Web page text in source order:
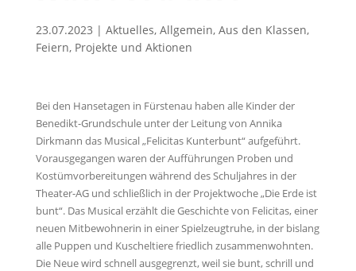
23.07.2023 | Aktuelles, Allgemein, Aus den Klassen,
Feiern, Projekte und Aktionen
Bei den Hansetagen in Fürstenau haben alle Kinder der
Benedikt-Grundschule unter der Leitung von Annika
Dirkmann das Musical „Felicitas Kunterbunt“ aufgeführt.
Vorausgegangen waren der Aufführungen Proben und
Kostümvorbereitungen während des Schuljahres in der
Theater-AG und schließlich in der Projektwoche „Die Erde ist
bunt“. Das Musical erzählt die Geschichte von Felicitas, einer
neuen Mitbewohnerin in einer Spielzeugtruhe, in der bislang
alle Puppen und Kuscheltiere friedlich zusammenwohnten.
Die Neue wird schnell ausgegrenzt, weil sie bunt, schrill und